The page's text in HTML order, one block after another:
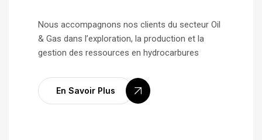
Nous accompagnons nos clients du secteur Oil
& Gas dans l’exploration, la production et la
gestion des ressources en hydrocarbures
En Savoir Plus